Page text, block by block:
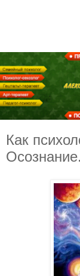
Как
Осознание.